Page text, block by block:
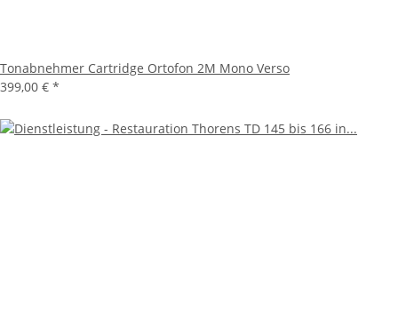
Tonabnehmer Cartridge Ortofon 2M Mono Verso
399,00 € *